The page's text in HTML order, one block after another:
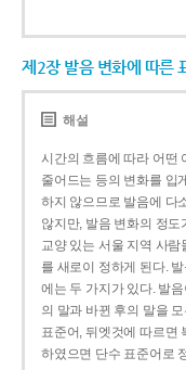
제2장 발음 변화에 따른
해설
시간의 흐름에 따라 어떤
줄어드는 등의 변화를 입
하지 않으므로 발음에 다
않지만, 발음 변화의 정도
교양 있는 서울 지역 사
를 새로이 정하게 된다.
에는 두 가지가 있다. 발
의 말과 바뀐 후의 말을
표준어, 뒤엣것에 따르면
하였으면 단수 표준어로